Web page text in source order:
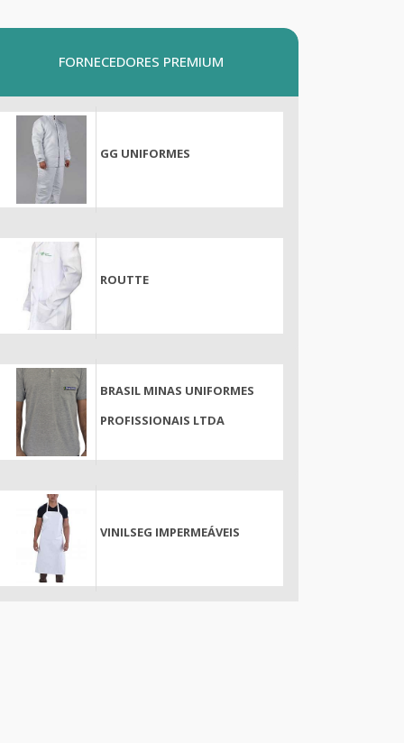
FORNECEDORES PREMIUM
GG UNIFORMES
ROUTTE
BRASIL MINAS UNIFORMES
PROFISSIONAIS LTDA
VINILSEG IMPERMEÁVEIS